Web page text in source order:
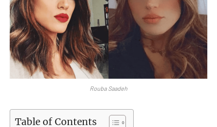
Rouba Saadeh
Table of Contents